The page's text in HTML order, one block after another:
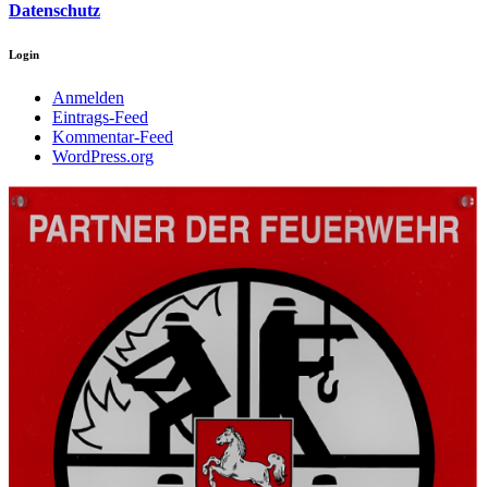
Datenschutz
Login
Anmelden
Eintrags-Feed
Kommentar-Feed
WordPress.org